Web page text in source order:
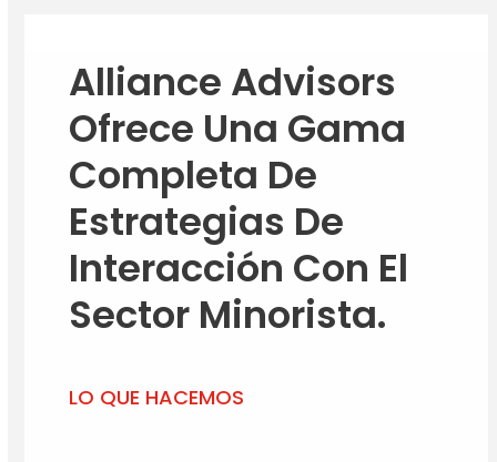
Alliance Advisors
Ofrece Una Gama
Completa De
Estrategias De
Interacción Con El
Sector Minorista.
LO QUE HACEMOS